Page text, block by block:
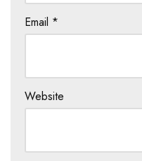
Email *
Website